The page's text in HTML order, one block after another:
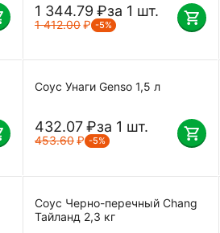
1 344.79 ₽за 1 шт.
1 412.00 ₽ -5%
Соус Унаги Genso 1,5 л
432.07 ₽за 1 шт.
453.60 ₽ -5%
Соус Черно-перечный Chang
Тайланд 2,3 кг